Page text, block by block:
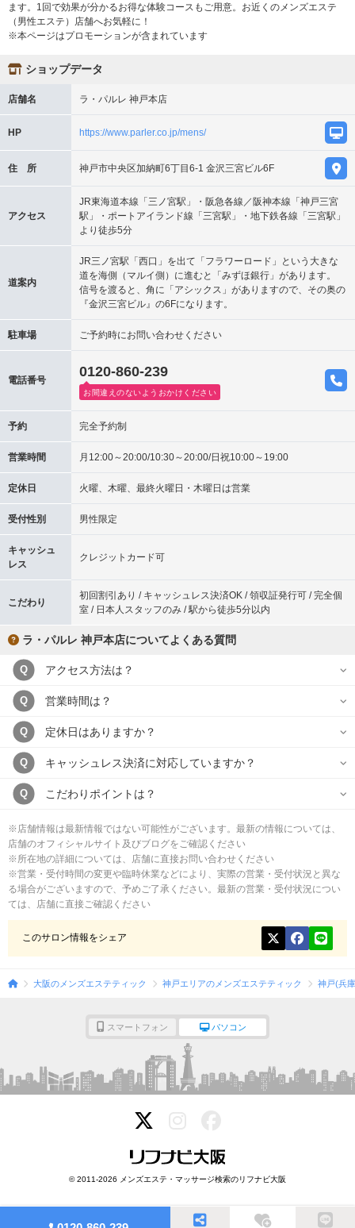
ます。1回で効果が分かるお得な体験コースもご用意。お近くのメンズエステ
（男性エステ）店舗へお気軽に！
※本ページはプロモーションが含まれています
ショップデータ
店舗名 ラ・パルレ 神戸本店
HP https://www.parler.co.jp/mens/
住 所 神戸市中央区加納町6丁目6-1 金沢三宮ビル6F
アクセス
JR東海道本線「三ノ宮駅」・阪急各線／阪神本線「神戸三宮
駅」・ポートアイランド線「三宮駅」・地下鉄各線「三宮駅」
より徒歩5分
道案内
JR三ノ宮駅「西口」を出て「フラワーロード」という大きな
道を海側（マルイ側）に進むと「みずほ銀行」があります。
信号を渡ると、角に「アシックス」がありますので、その奥の
『金沢三宮ビル』の6Fになります。
駐車場 ご予約時にお問い合わせください
電話番号
0120-860-239
お間違えのないようおかけください
予約 完全予約制
営業時間 月12:00～20:00/10:30～20:00/日祝10:00～19:00
定休日 火曜、木曜、最終火曜日・木曜日は営業
受付性別 男性限定
キャッシュ
レス
クレジットカード可
こだわり
初回割引あり / キャッシュレス決済OK / 領収証発行可 / 完全個
室 / 日本人スタッフのみ / 駅から徒歩5分以内
ラ・パルレ 神戸本店についてよくある質問
Q アクセス方法は？
Q 営業時間は？
Q 定休日はありますか？
Q キャッシュレス決済に対応していますか？
Q こだわりポイントは？
※店舗情報は最新情報ではない可能性がございます。最新の情報については、
店舗のオフィシャルサイト及びブログをご確認ください
※所在地の詳細については、店舗に直接お問い合わせください
※営業・受付時間の変更や臨時休業などにより、実際の営業・受付状況と異な
る場合がございますので、予めご了承ください。最新の営業・受付状況につい
ては、店舗に直接ご確認ください
このサロン情報をシェア
大阪のメンズエステティック 神戸エリアのメンズエステティック 神戸(兵
スマートフォン パソコン
© 2011-2026 メンズエステ・マッサージ検索のリフナビ大阪